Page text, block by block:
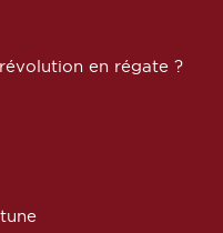
en régate ?